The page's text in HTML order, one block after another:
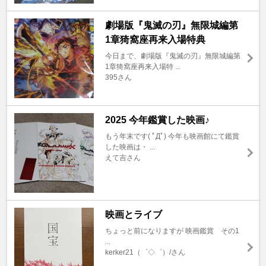
劇場版『鬼滅の刃』無限城編第
1章猗窩座再来入場特典
今日まで、劇場版『鬼滅の刃』無限城編第
1章猗窩座再来入場特 ...
395さん
2025 今年鑑賞した映画♪
もう年末です( ﾟДﾟ) 今年も映画館にて鑑賞
した映画は・ ...
えて吉さん
映画とライブ
ちょっと前になりますが 映画鑑賞 その1
kerker21（゜◇゜）/さん